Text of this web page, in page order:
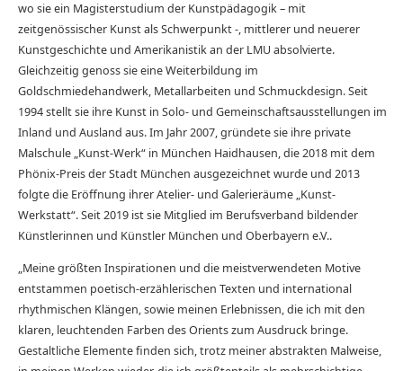
wo sie ein Magisterstudium der Kunstpädagogik – mit
zeitgenössischer Kunst als Schwerpunkt -, mittlerer und neuerer
Kunstgeschichte und Amerikanistik an der LMU absolvierte.
Gleichzeitig genoss sie eine Weiterbildung im
Goldschmiedehandwerk, Metallarbeiten und Schmuckdesign. Seit
1994 stellt sie ihre Kunst in Solo- und Gemeinschaftsausstellungen im
Inland und Ausland aus. Im Jahr 2007, gründete sie ihre private
Malschule „Kunst-Werk“ in München Haidhausen, die 2018 mit dem
Phönix-Preis der Stadt München ausgezeichnet wurde und 2013
folgte die Eröffnung ihrer Atelier- und Galerieräume „Kunst-
Werkstatt“. Seit 2019 ist sie Mitglied im Berufsverband bildender
Künstlerinnen und Künstler München und Oberbayern e.V..
„Meine größten Inspirationen und die meistverwendeten Motive
entstammen poetisch-erzählerischen Texten und international
rhythmischen Klängen, sowie meinen Erlebnissen, die ich mit den
klaren, leuchtenden Farben des Orients zum Ausdruck bringe.
Gestaltliche Elemente finden sich, trotz meiner abstrakten Malweise,